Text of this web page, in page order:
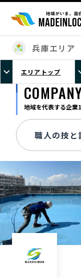
エリアか
北海道エリア
岩手エリア
秋田エリア
福島エリア
栃木エリア
埼玉エリア
東京23区エリア
神奈川エリア
富山エリア
福井エリア
静岡エリア
兵庫エリア
エリアトップ
地域を代表する企業